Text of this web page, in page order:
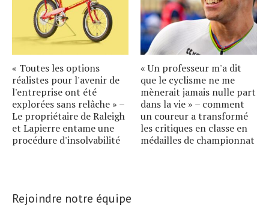
« Toutes les options
réalistes pour l'avenir de
l'entreprise ont été
explorées sans relâche » –
Le propriétaire de Raleigh
et Lapierre entame une
procédure d'insolvabilité
« Un professeur m'a dit
que le cyclisme ne me
mènerait jamais nulle part
dans la vie » – comment
un coureur a transformé
les critiques en classe en
médailles de championnat
Rejoindre notre équipe